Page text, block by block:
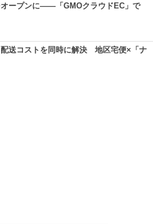
ープンに――「GMOクラウドEC」で
配送コストを同時に解決 地区宅便×「ナ